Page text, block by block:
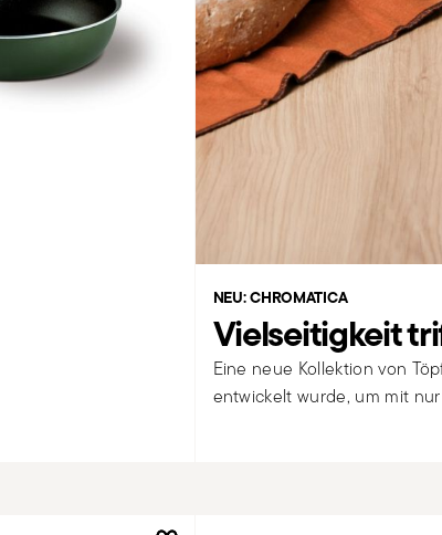
NEU: CHROMATICA
Vielseitigkeit
Eine neue Kollektion von
entwickelt wurde, um mit